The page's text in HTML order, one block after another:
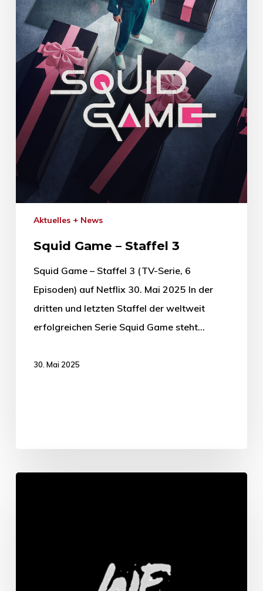
Aktuelles + News
Squid Game – Staffel 3
Squid Game – Staffel 3 (TV-Serie, 6
Episoden) auf Netflix 30. Mai 2025 In der
dritten und letzten Staffel der weltweit
erfolgreichen Serie Squid Game steht…
30. Mai 2025